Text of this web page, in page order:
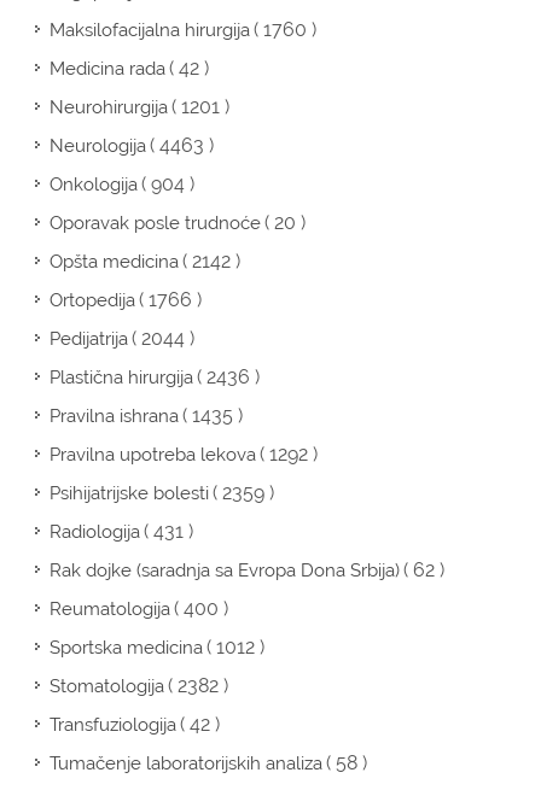
Maksilofacijalna hirurgija( 1760 )
Medicina rada( 42 )
Neurohirurgija( 1201 )
Neurologija( 4463 )
Onkologija( 904 )
Oporavak posle trudnoće( 20 )
Opšta medicina( 2142 )
Ortopedija( 1766 )
Pedijatrija( 2044 )
Plastična hirurgija( 2436 )
Pravilna ishrana( 1435 )
Pravilna upotreba lekova( 1292 )
Psihijatrijske bolesti( 2359 )
Radiologija( 431 )
Rak dojke (saradnja sa Evropa Dona Srbija)( 62 )
Reumatologija( 400 )
Sportska medicina( 1012 )
Stomatologija( 2382 )
Transfuziologija( 42 )
Tumačenje laboratorijskih analiza( 58 )